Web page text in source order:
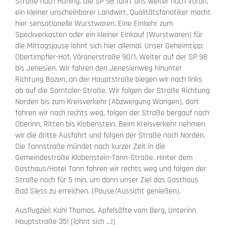
ein kleiner unscheinbarer Landwirt, Qualitätsfanatiker macht
hier sensationelle Wurstwaren. Eine Einkehr zum
Speckverkosten oder ein kleiner Einkauf (Wurstwaren) für
die Mittagsjause lohnt sich hier allemal. Unser Geheimtipp:
Obertimpfler-Hof, Vöranerstraße 90/1. Weiter auf der SP 98
bis Jenesien. Wir fahren den Jenesienweg hinunter
Richtung Bozen, an der Hauptstraße biegen wir nach links
ab auf die Sarntaler-Straße. Wir folgen der Straße Richtung
Norden bis zum Kreisverkehr (Abzweigung Wangen), dort
fahren wir nach rechts weg, folgen der Straße bergauf nach
Oberinn, Ritten bis Klobenstein. Beim Kreisverkehr nehmen
wir die dritte Ausfahrt und folgen der Straße nach Norden.
Die Tannstraße mündet nach kurzer Zeit in die
Gemeindestraße Klobenstein-Tann-Straße. Hinter dem
Gasthaus/Hotel Tann fahren wir rechts weg und folgen der
Straße noch für 5 min, um dann unser Ziel das Gasthaus
Bad Siess zu erreichen. (Pause/Aussicht genießen).
Ausflugziel: Kohl Thomas, Apfelsäfte vom Berg, Unterinn
Hauptstraße 35! (lohnt sich …!)